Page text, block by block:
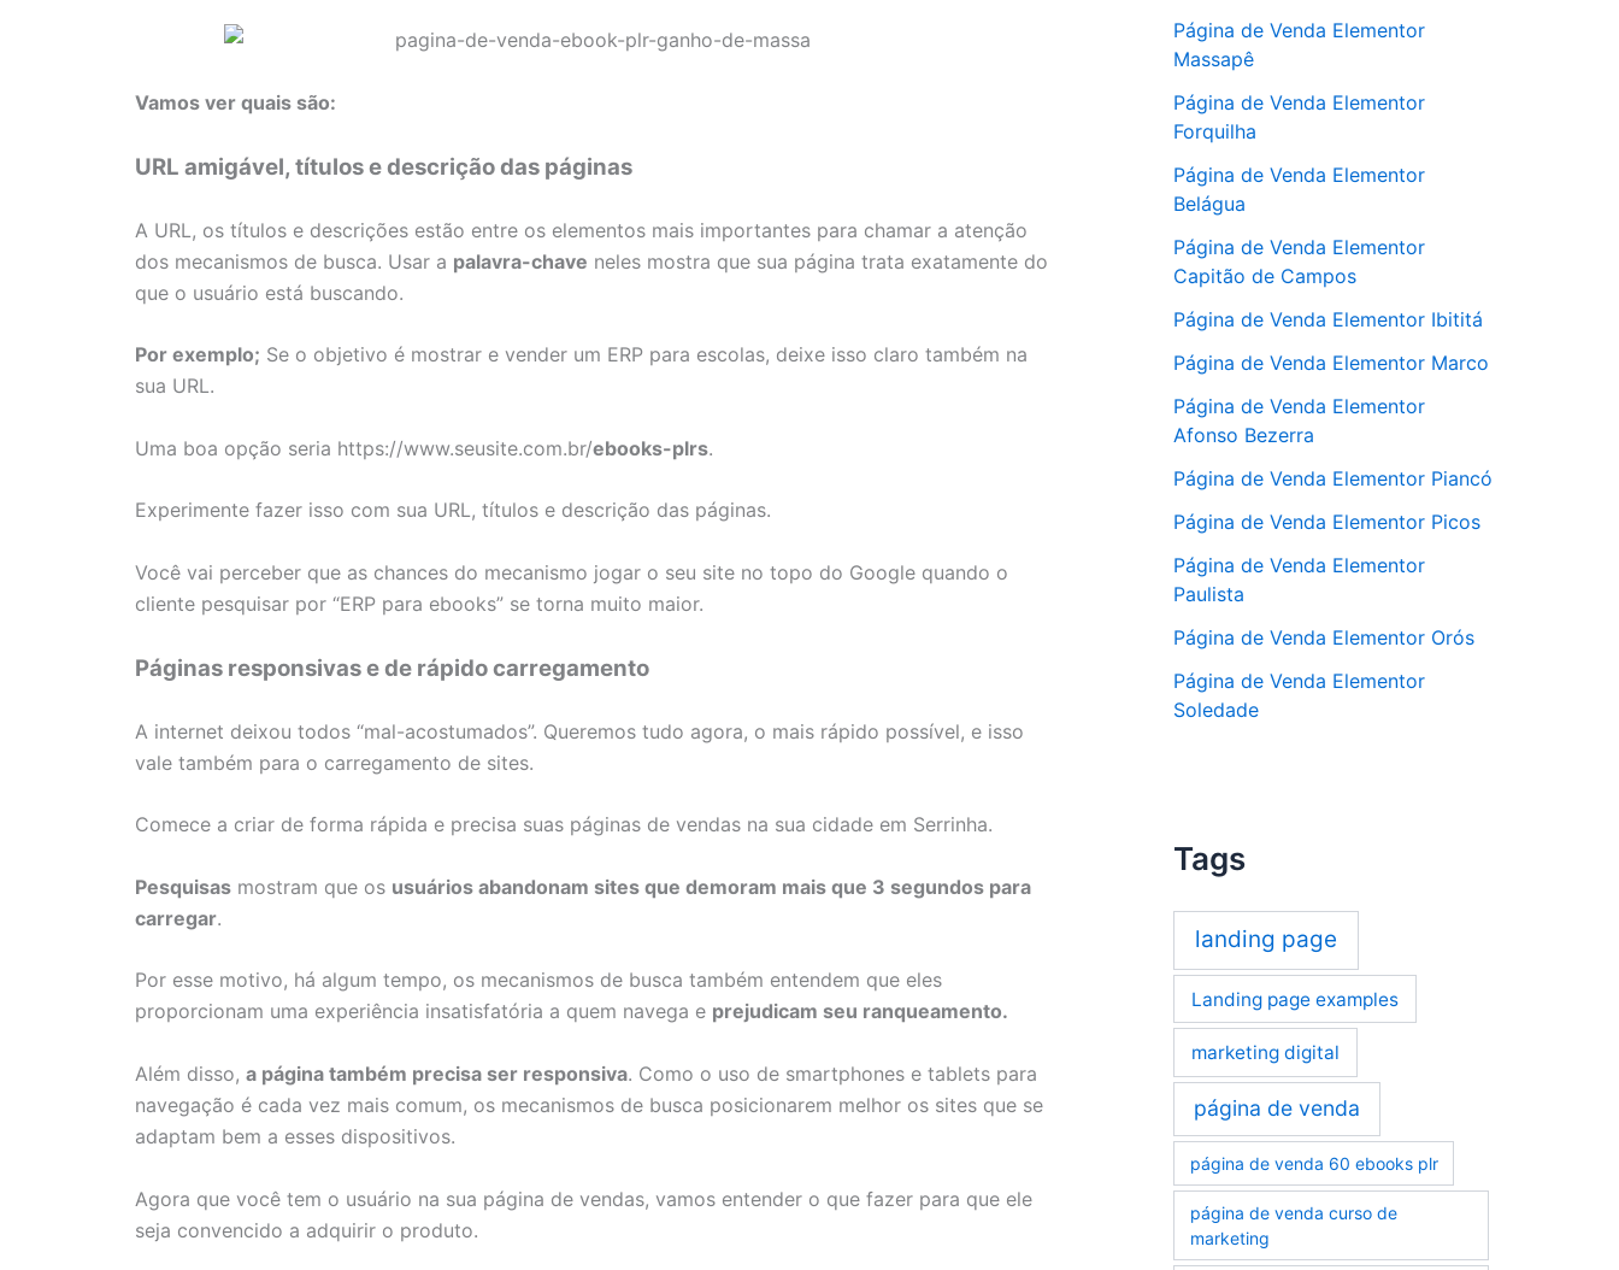
Vamos ver quais são:
URL amigável, títulos e descrição das páginas
A URL, os títulos e descrições estão entre os elementos mais importantes para chamar a atenção
dos mecanismos de busca. Usar a palavra-chave neles mostra que sua página trata exatamente do
que o usuário está buscando.
Por exemplo; Se o objetivo é mostrar e vender um ERP para escolas, deixe isso claro também na
sua URL.
Uma boa opção seria https://www.seusite.com.br/ebooks-plrs.
Experimente fazer isso com sua URL, títulos e descrição das páginas.
Você vai perceber que as chances do mecanismo jogar o seu site no topo do Google quando o
cliente pesquisar por “ERP para ebooks” se torna muito maior.
Páginas responsivas e de rápido carregamento
A internet deixou todos “mal-acostumados”. Queremos tudo agora, o mais rápido possível, e isso
vale também para o carregamento de sites.
Comece a criar de forma rápida e precisa suas páginas de vendas na sua cidade em Serrinha.
Pesquisas mostram que os usuários abandonam sites que demoram mais que 3 segundos para
carregar.
Por esse motivo, há algum tempo, os mecanismos de busca também entendem que eles
proporcionam uma experiência insatisfatória a quem navega e prejudicam seu ranqueamento.
Além disso, a página também precisa ser responsiva. Como o uso de smartphones e tablets para
navegação é cada vez mais comum, os mecanismos de busca posicionarem melhor os sites que se
adaptam bem a esses dispositivos.
Agora que você tem o usuário na sua página de vendas, vamos entender o que fazer para que ele
seja convencido a adquirir o produto.
Página de Venda Elementor
Massapê
Página de Venda Elementor
Forquilha
Página de Venda Elementor
Belágua
Página de Venda Elementor
Capitão de Campos
Página de Venda Elementor Ibititá
Página de Venda Elementor Marco
Página de Venda Elementor
Afonso Bezerra
Página de Venda Elementor Piancó
Página de Venda Elementor Picos
Página de Venda Elementor
Paulista
Página de Venda Elementor Orós
Página de Venda Elementor
Soledade
Tags
landing page
Landing page examples
marketing digital
página de venda
página de venda 60 ebooks plr
página de venda curso de
marketing